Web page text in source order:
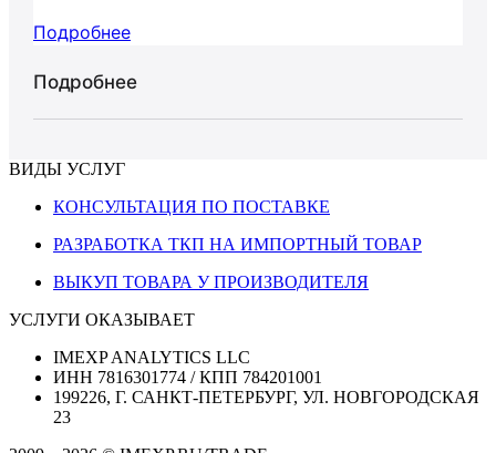
Подробнее
Подробнее
ВИДЫ УСЛУГ
КОНСУЛЬТАЦИЯ ПО ПОСТАВКЕ
РАЗРАБОТКА ТКП НА ИМПОРТНЫЙ ТОВАР
ВЫКУП ТОВАРА У ПРОИЗВОДИТЕЛЯ
УСЛУГИ ОКАЗЫВАЕТ
IMEXP ANALYTICS LLC
ИНН 7816301774 / КПП 784201001
199226, Г. САНКТ-ПЕТЕРБУРГ, УЛ. НОВГОРОДСКАЯ
23